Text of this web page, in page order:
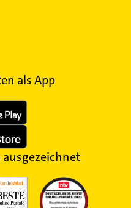
als App